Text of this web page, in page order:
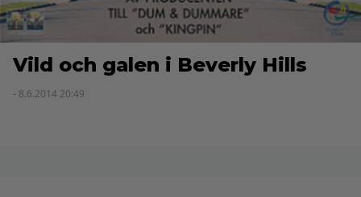
Vild och galen i Beverly Hills
- 8.6.2014 20:49